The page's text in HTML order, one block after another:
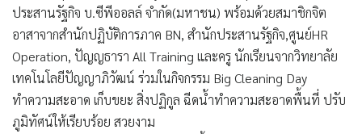
ประสานรัฐกิจ บ.ซีพีออลล์ จำกัด(มหาชน) พร้อมด้วยสมาชิกจิต
อาสาจากสำนักปฏิบัติการภาค BN, สำนักประสานรัฐกิจ,ศูนย์HR
Operation, ปัญญธารา All Training และครู นักเรียนจากวิทยาลัย
เทคโนโลยีปัญญาภิวัฒน์ ร่วมในกิจกรรม Big Cleaning Day
ทำความสะอาด เก็บขยะ สิ่งปฏิกูล ฉีดน้ำทำความสะอาดพื้นที่ ปรับ
ภูมิทัศน์ให้เรียบร้อย สวยงาม